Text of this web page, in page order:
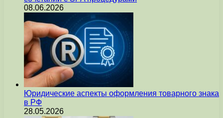
08.06.2026
Юридические аспекты оформления товарного знака
в РФ
28.05.2026